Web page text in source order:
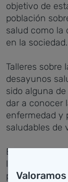
objetivo de
población
salud como la
en la sociedad.
Talleres sobre
desayunos
sido alguna
dar a conocer
enfermedad y
saludables de
El objetivo ha
las acciones
profesionales